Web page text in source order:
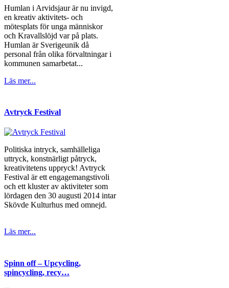
Humlan i Arvidsjaur är nu invigd,
en kreativ aktivitets- och
mötesplats för unga människor
och Kravallslöjd var på plats.
Humlan är Sverigeunik då
personal från olika förvaltningar i
kommunen samarbetat...
Läs mer...
Avtryck Festival
Politiska intryck, samhälleliga
uttryck, konstnärligt påtryck,
kreativitetens uppryck! Avtryck
Festival är ett engagemangstivoli
och ett kluster av aktiviteter som
lördagen den 30 augusti 2014 intar
Skövde Kulturhus med omnejd.
Läs mer...
Spinn off – Upcycling,
spincycling, recy…